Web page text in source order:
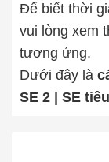
Để biết thời
vui lòng xem
tương ứng.
Dưới đây là
SE 2 | SE